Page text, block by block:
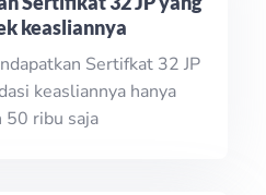
keasliannya
Sertifkat 32 JP
keasliannya hanya
50 ribu saja